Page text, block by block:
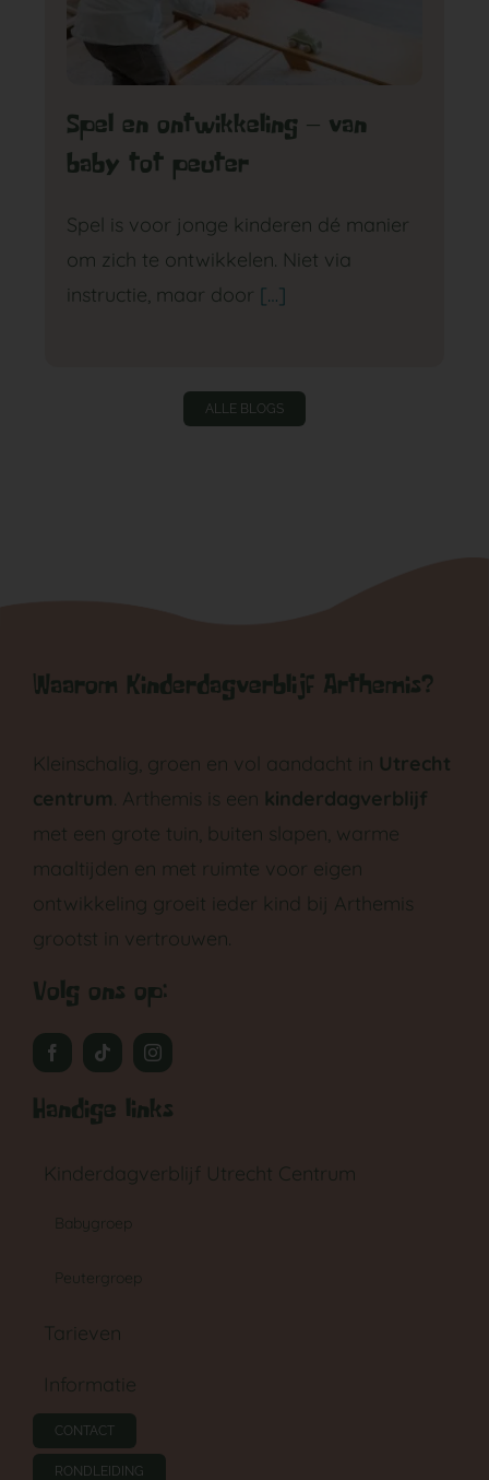
Spel en ontwikkeling – van
baby tot peuter
Spel is voor jonge kinderen dé manier
om zich te ontwikkelen. Niet via
instructie, maar door […]
ALLE BLOGS
Waarom Kinderdagverblijf Arthemis?
Kleinschalig, groen en vol aandacht in Utrecht
centrum. Arthemis is een kinderdagverblijf
met een grote tuin, buiten slapen, warme
maaltijden en met ruimte voor eigen
ontwikkeling groeit ieder kind bij Arthemis
grootst in vertrouwen.
Volg ons op:
Handige links
Kinderdagverblijf Utrecht Centrum
Babygroep
Peutergroep
Tarieven
Informatie
CONTACT
RONDLEIDING